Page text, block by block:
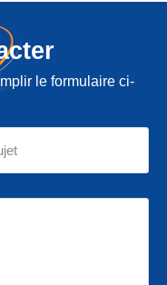
le formulaire ci-